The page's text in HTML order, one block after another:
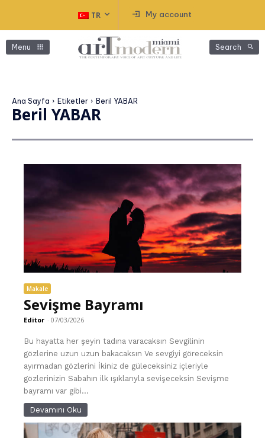
TR My account
Menu Search
Ana Sayfa Etiketler Beril YABAR
Beril YABAR
Makale
Sevişme Bayramı
Editor - 07/03/2026
Bu hayatta her şeyin tadına varacaksın Sevgilinin
gözlerine uzun uzun bakacaksın Ve sevgiyi göreceksin
ayırmadan gözlerini İkiniz de güleceksiniz içleriyle
gözlerinizin Sabahın ilk ışıklarıyla sevişeceksin Sevişme
bayramı var gibi...
Devamını Oku